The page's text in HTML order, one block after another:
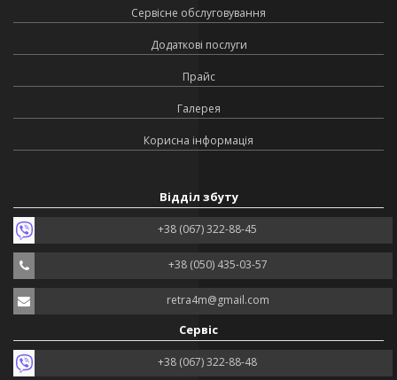
Сервісне обслуговування
Додаткові послуги
Прайс
Галерея
Корисна інформація
Відділ збуту
+38 (067) 322-88-45
+38 (050) 435-03-57
retra4m@gmail.com
Сервіс
+38 (067) 322-88-48